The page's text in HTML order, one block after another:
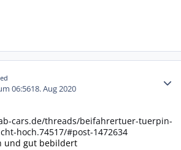
06:5618. Aug 2020
cars.de/threads/beifahrertuer-tuerpin-
hoch.74517/#post-1472634
und gut bebildert